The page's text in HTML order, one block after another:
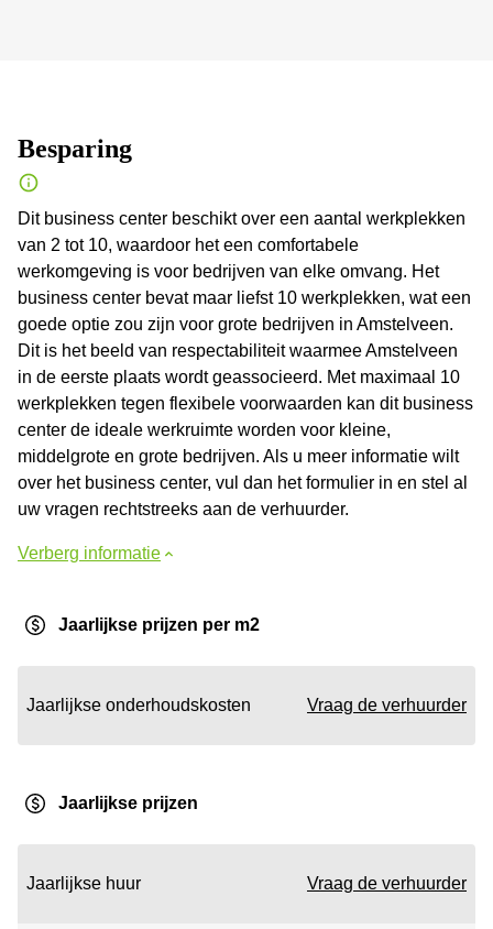
Besparing
Dit business center beschikt over een aantal werkplekken
van 2 tot 10, waardoor het een comfortabele
werkomgeving is voor bedrijven van elke omvang. Het
business center bevat maar liefst 10 werkplekken, wat een
goede optie zou zijn voor grote bedrijven in Amstelveen.
Dit is het beeld van respectabiliteit waarmee Amstelveen
in de eerste plaats wordt geassocieerd. Met maximaal 10
werkplekken tegen flexibele voorwaarden kan dit business
center de ideale werkruimte worden voor kleine,
middelgrote en grote bedrijven. Als u meer informatie wilt
over het business center, vul dan het formulier in en stel al
uw vragen rechtstreeks aan de verhuurder.
Verberg informatie
Jaarlijkse prijzen per m2
Jaarlijkse onderhoudskosten Vraag de verhuurder
Jaarlijkse prijzen
Jaarlijkse huur Vraag de verhuurder